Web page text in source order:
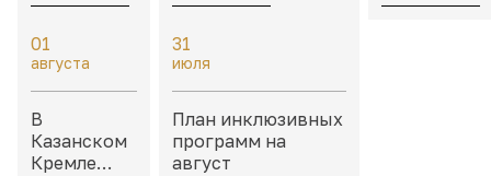
01
августа
В
Казанском
Кремле
31
июля
План инклюзивных
программ на
август